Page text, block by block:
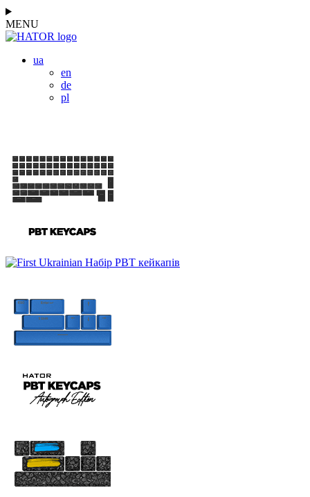
MENU
ua
en
de
pl